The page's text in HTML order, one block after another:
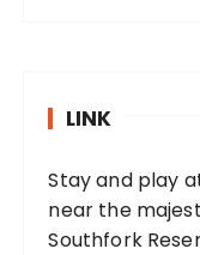
LINK
Stay and play
near the
Southfork